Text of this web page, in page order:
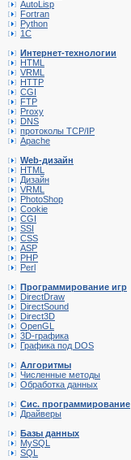
AutoLisp
Fortran
Python
1C
Интернет-технологии
HTML
VRML
HTTP
CGI
FTP
Proxy
DNS
протоколы TCP/IP
Apache
Web-дизайн
HTML
Дизайн
VRML
PhotoShop
Cookie
CGI
SSI
CSS
ASP
PHP
Perl
Программирование игр
DirectDraw
DirectSound
Direct3D
OpenGL
3D-графика
Графика под DOS
Алгоритмы
Численные методы
Обработка данных
Сис. программирование
Драйверы
Базы данных
MySQL
SQL